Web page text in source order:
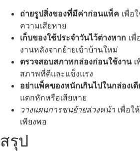
ถ่ายรูปสิ่งของที่มีค่าก่อนแพ็ค เพื่อ
ความเสียหาย
เก็บของใช้ประจำวันไว้ต่างหาก เ
งานหลังจากย้ายเข้าบ้านใหม่
ตรวจสอบสภาพกล่องก่อนใช้งานเ
สภาพที่ดีและแข็งแรง
อย่าแพ็คของหนักเกินไปในกล่องเดี
แตกหักหรือเสียหาย
วางแผนการขนย้ายล่วงหน้า เพื่อใ
เพียงพอ
สรุป